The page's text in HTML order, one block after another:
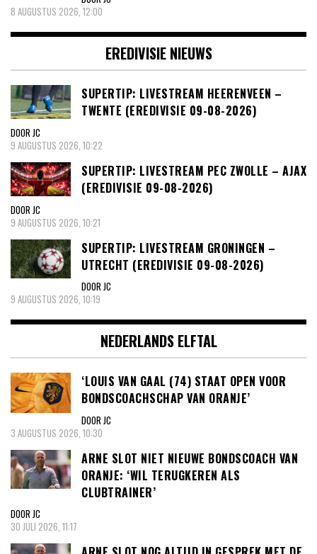
8 AUGUSTUS 2026, 12:00
EREDIVISIE NIEUWS
SUPERTIP: LIVESTREAM HEERENVEEN –
TWENTE (EREDIVISIE 09-08-2026)
DOOR JC
9 AUGUSTUS 2026, 10:22
SUPERTIP: LIVESTREAM PEC ZWOLLE – AJAX
(EREDIVISIE 09-08-2026)
DOOR JC
9 AUGUSTUS 2026, 10:21
SUPERTIP: LIVESTREAM GRONINGEN –
UTRECHT (EREDIVISIE 09-08-2026)
DOOR JC
9 AUGUSTUS 2026, 10:19
NEDERLANDS ELFTAL
‘LOUIS VAN GAAL (74) STAAT OPEN VOOR
BONDSCOACHSCHAP VAN ORANJE’
DOOR JC
3 AUGUSTUS 2026, 10:30
ARNE SLOT NIET NIEUWE BONDSCOACH VAN
ORANJE: ‘WIL TERUGKEREN ALS
CLUBTRAINER’
DOOR JC
30 JULI 2026, 11:17